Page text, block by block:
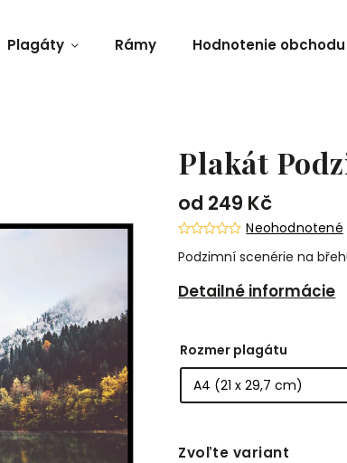
Plagáty Rámy Hodnotenie obchodu
Plakát
od 249 Kč
Neohodnotené
Podzimní scenérie na
Detailné informácie
Rozmer plagátu
Zvoľte variant